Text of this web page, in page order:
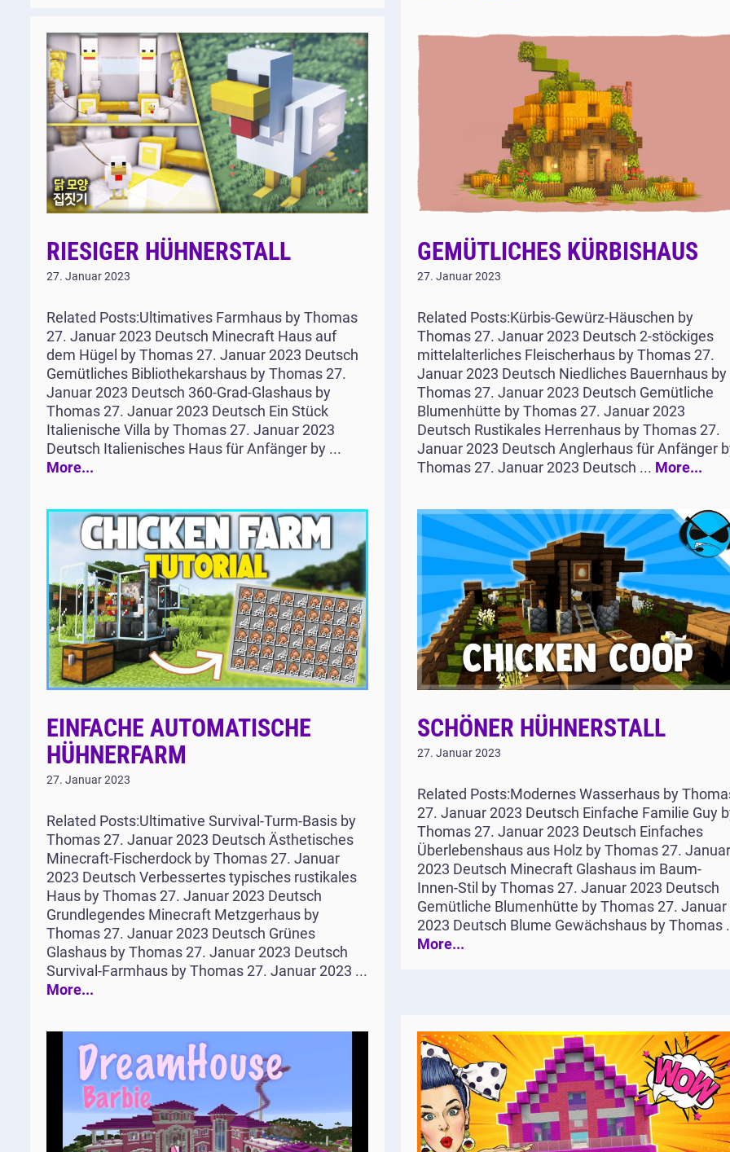
RIESIGER HÜHNERSTALL
27. Januar 2023
Related Posts:Ultimatives Farmhaus by Thomas
27. Januar 2023 Deutsch Minecraft Haus auf
dem Hügel by Thomas 27. Januar 2023 Deutsch
Gemütliches Bibliothekarshaus by Thomas 27.
Januar 2023 Deutsch 360-Grad-Glashaus by
Thomas 27. Januar 2023 Deutsch Ein Stück
Italienische Villa by Thomas 27. Januar 2023
Deutsch Italienisches Haus für Anfänger by ...
More...
GEMÜTLICHES KÜRBISHAUS
27. Januar 2023
Related Posts:Kürbis-Gewürz-Häuschen by
Thomas 27. Januar 2023 Deutsch 2-stöckiges
mittelalterliches Fleischerhaus by Thomas 27.
Januar 2023 Deutsch Niedliches Bauernhaus by
Thomas 27. Januar 2023 Deutsch Gemütliche
Blumenhütte by Thomas 27. Januar 2023
Deutsch Rustikales Herrenhaus by Thomas 27.
Januar 2023 Deutsch Anglerhaus für Anfänger
Thomas 27. Januar 2023 Deutsch ... More...
EINFACHE AUTOMATISCHE
HÜHNERFARM
27. Januar 2023
Related Posts:Ultimative Survival-Turm-Basis by
Thomas 27. Januar 2023 Deutsch Ästhetisches
Minecraft-Fischerdock by Thomas 27. Januar
2023 Deutsch Verbessertes typisches rustikales
Haus by Thomas 27. Januar 2023 Deutsch
Grundlegendes Minecraft Metzgerhaus by
Thomas 27. Januar 2023 Deutsch Grünes
Glashaus by Thomas 27. Januar 2023 Deutsch
Survival-Farmhaus by Thomas 27. Januar 2023 ...
More...
SCHÖNER HÜHNERSTALL
27. Januar 2023
Related Posts:Modernes Wasserhaus by
27. Januar 2023 Deutsch Einfache Familie Guy
Thomas 27. Januar 2023 Deutsch Einfaches
Überlebenshaus aus Holz by Thomas 27. Januar
2023 Deutsch Minecraft Glashaus im Baum-
Innen-Stil by Thomas 27. Januar 2023 Deutsch
Gemütliche Blumenhütte by Thomas 27. Januar
2023 Deutsch Blume Gewächshaus by Thomas
More...